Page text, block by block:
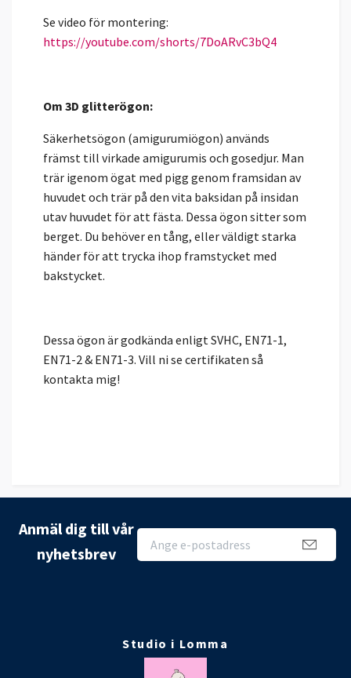
Se video för montering:
https://youtube.com/shorts/7DoARvC3bQ4
Om 3D glitterögon:
Säkerhetsögon (amigurumiögon) används
främst till virkade amigurumis och gosedjur. Man
trär igenom ögat med pigg genom framsidan av
huvudet och trär på den vita baksidan på insidan
utav huvudet för att fästa. Dessa ögon sitter som
berget. Du behöver en tång, eller väldigt starka
händer för att trycka ihop framstycket med
bakstycket.
Dessa ögon är godkända enligt SVHC, EN71-1,
EN71-2 & EN71-3. Vill ni se certifikaten så
kontakta mig!
Anmäl dig till vår
nyhetsbrev
Studio i Lomma